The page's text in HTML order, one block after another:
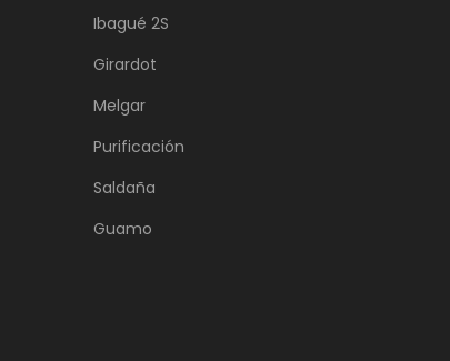
Ibagué 2S
Girardot
Melgar
Purificación
Saldaña
Guamo